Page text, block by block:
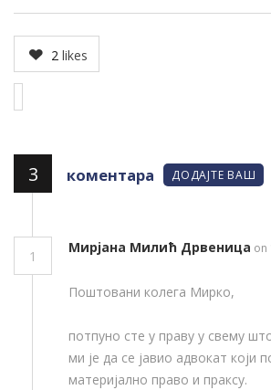
2likes
3 коментара ДОДАЈТЕ ВАШ
1
Мирјана Милић Дрвеница on
Поштовани колега Мирко,
потпуно сте у праву у свему
ми је да се јавио адвокат који
материјално право и праксу.